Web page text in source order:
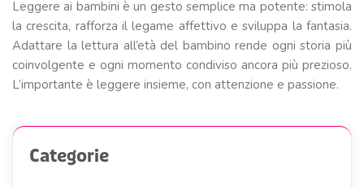
Leggere ai bambini è un gesto semplice ma potente: stimola
la crescita, rafforza il legame affettivo e sviluppa la fantasia.
Adattare la lettura all’età del bambino rende ogni storia più
coinvolgente e ogni momento condiviso ancora più prezioso.
L’importante è leggere insieme, con attenzione e passione.
Categorie